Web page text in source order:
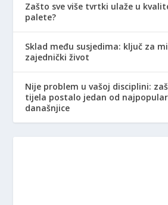
Zašto sve više tvrtki ulaže u
palete?
Sklad među susjedima: ključ za
zajednički život
Nije problem u vašoj disciplini:
tijela postalo jedan od
današnjice